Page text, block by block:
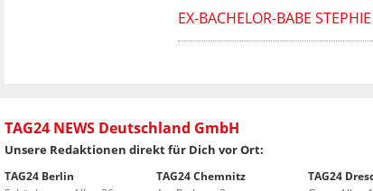
EX-BACHELOR-BABE
TAG24 NEWS Deutschland GmbH
Unsere Redaktionen direkt für Dich vor Ort:
TAG24 Berlin
TAG24 Chemnitz
TAG24